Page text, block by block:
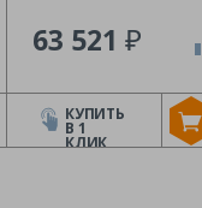
63 521 ₽
КУПИТЬ
В 1
КЛИК